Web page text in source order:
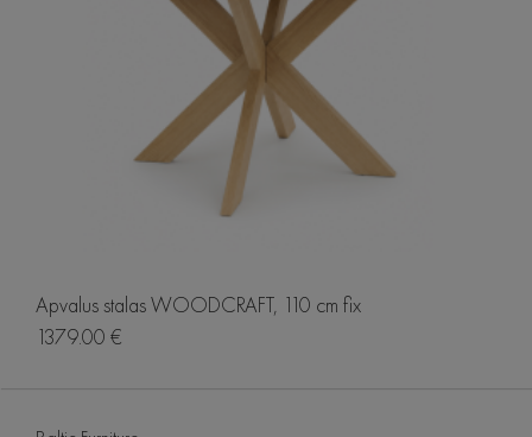
Apvalus stalas WOODCRAFT, 110 cm fix
1379.00 €